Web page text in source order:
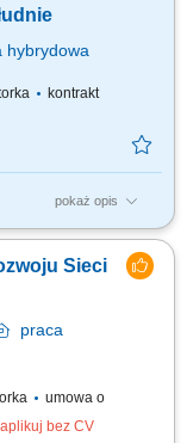
wg ustalonych
hybrydowa
kontrakt
pokaż opis
nowych Partnerów
Regionu Rozwój
wg ustalonych
Sieci
praca
umowa o
aplikuj bez CV